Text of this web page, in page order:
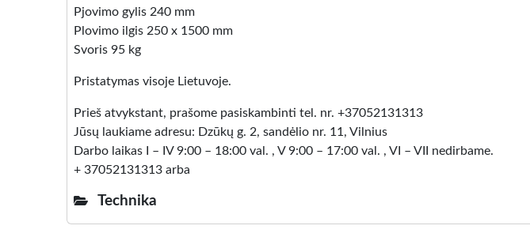
Pjovimo gylis 240 mm
Plovimo ilgis 250 x 1500 mm
Svoris 95 kg
Pristatymas visoje Lietuvoje.
Prieš atvykstant, prašome pasiskambinti tel. nr. +37052131313
Jūsų laukiame adresu: Dzūkų g. 2, sandėlio nr. 11, Vilnius
Darbo laikas I – IV 9:00 – 18:00 val. , V 9:00 – 17:00 val. , VI – VII nedirbame.
+ 37052131313 arba
Technika